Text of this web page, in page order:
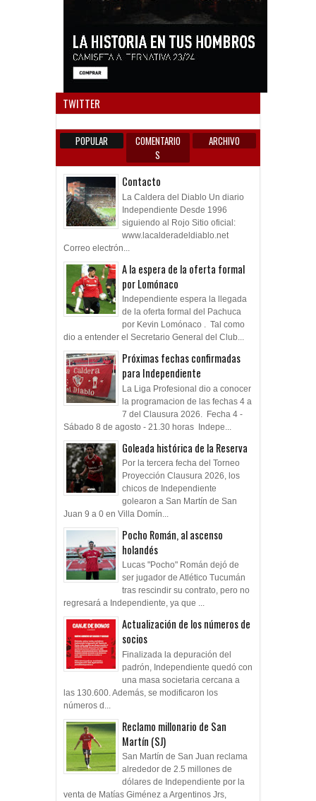
TWITTER
POPULAR
COMENTARIO
S
ARCHIVO
Contacto
La Caldera del Diablo Un diario
Independiente Desde 1996
siguiendo al Rojo Sitio oficial:
www.lacalderadeldiablo.net
Correo electrón...
A la espera de la oferta formal
por Lomónaco
Independiente espera la llegada
de la oferta formal del Pachuca
por Kevin Lomónaco . Tal como
dio a entender el Secretario General del Club...
Próximas fechas confirmadas
para Independiente
La Liga Profesional dio a conocer
la programacion de las fechas 4 a
7 del Clausura 2026. Fecha 4 -
Sábado 8 de agosto - 21.30 horas Indepe...
Goleada histórica de la Reserva
Por la tercera fecha del Torneo
Proyección Clausura 2026, los
chicos de Independiente
golearon a San Martín de San
Juan 9 a 0 en Villa Domín...
Pocho Román, al ascenso
holandés
Lucas "Pocho" Román dejó de
ser jugador de Atlético Tucumán
tras rescindir su contrato, pero no
regresará a Independiente, ya que ...
Actualización de los números de
socios
Finalizada la depuración del
padrón, Independiente quedó con
una masa societaria cercana a
las 130.600. Además, se modificaron los
números d...
Reclamo millonario de San
Martín (SJ)
San Martín de San Juan reclama
alrededor de 2.5 millones de
dólares de Independiente por la
venta de Matías Giménez a Argentinos Jrs,